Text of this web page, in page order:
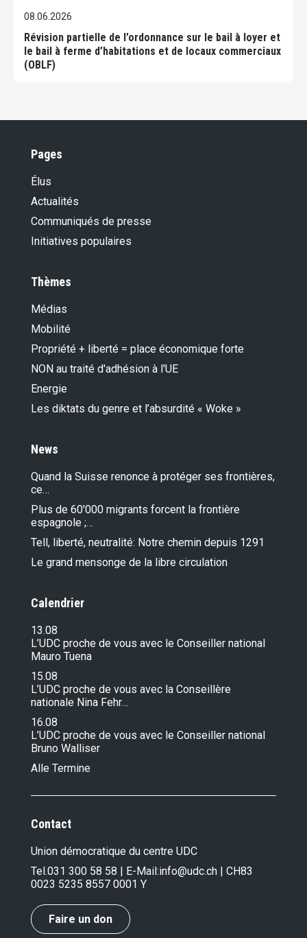
08.06.2026
Révision partielle de l’ordonnance sur le bail à loyer et
le bail à ferme d’habitations et de locaux commerciaux
(OBLF)
Pages
Élus
Actualités
Communiqués de presse
Initiatives populaires
Thèmes
Médias
Mobilité
Propriété + liberté = place économique forte
NON au traité d'adhésion à l'UE
Energie
Les diktats du genre et l’absurdité « Woke »
News
Quand la Suisse renonce à protéger ses frontières,
ce…
Plus de 60'000 migrants forcent la frontière
espagnole ;…
Tell, liberté, neutralité: Notre chemin depuis 1291
Le grand mensonge de la libre circulation
Calendrier
13.08
L’UDC proche de vous avec le Conseiller national
Mauro Tuena
15.08
L’UDC proche de vous avec la Conseillère
nationale Nina Fehr…
16.08
L’UDC proche de vous avec le Conseiller national
Bruno Walliser
Alle Termine
Contact
Union démocratique du centre UDC
Tel.031 300 58 58 | E-Mail:info@udc.ch | CH83
0023 5235 8557 0001 Y
Faire un don